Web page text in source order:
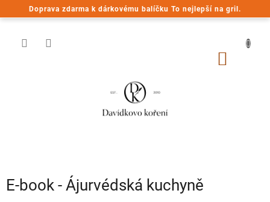
Doprava zdarma k dárkovému balíčku To nejlepší na gril.
na
E-book - Ájurvédská kuchyně